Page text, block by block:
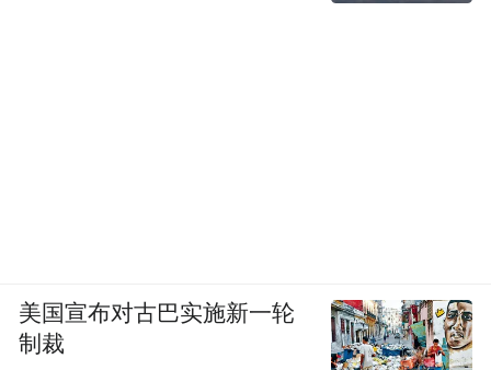
美国宣布对古巴实施新一轮
制裁